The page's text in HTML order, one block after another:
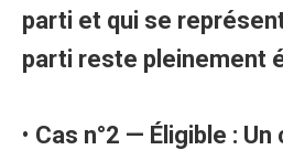
parti et qui se
parti reste pleinement
• Cas n°2 — Éligible :